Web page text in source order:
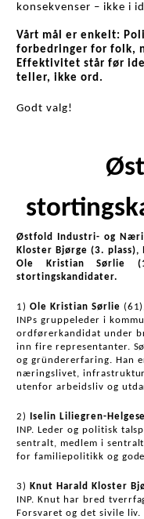
konsekvenser – ikke i
Vårt mål er enkelt:
forbedringer for folk,
Effektivitet står før
teller, ikke ord.
Godt valg!
Østfold Industri- og
Kloster Bjørge (3. plass),
Ole Kristian Sørlie
stortingskandidater.
1) Ole Kristian Sørlie
INPs gruppeleder i
ordførerkandidat under
inn fire representanter.
og gründererfaring. Han
næringslivet,
utenfor arbeidsliv og
2) Iselin Liliegren-
INP. Leder og politisk
sentralt, medlem i
for familiepolitikk og
3) Knut Harald Kloster
INP. Knut har bred
Forsvaret og det sivile liv.